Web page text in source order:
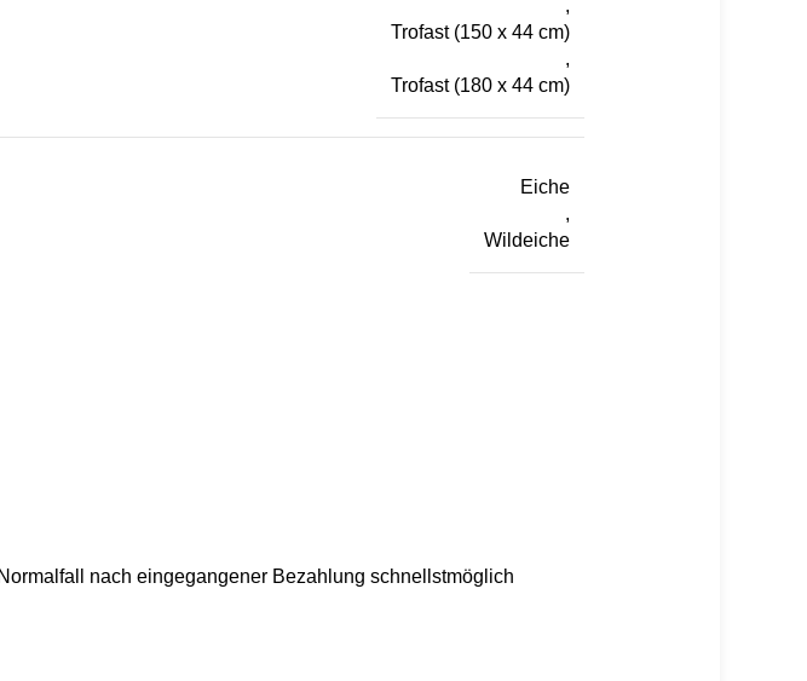
,
Trofast (150 x 44 cm)
,
Trofast (180 x 44 cm)
Eiche
,
Wildeiche
nach eingegangener Bezahlung schnellstmöglich